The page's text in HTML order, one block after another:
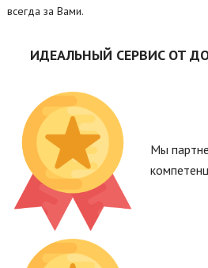
всегда за Вами.
ИДЕАЛЬНЫЙ СЕРВИС ОТ
Мы